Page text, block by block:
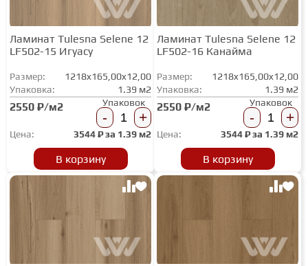
Ламинат Tulesna Selene 12
LF502-15 Игуасу
Размер:
1218x165,00x12,00
Упаковка:
1.39 м2
2550 ₽/м2 Упаковок
- +
Цена: 3544₽ за 1.39 м2
В корзину
Ламинат Tulesna Selene 12
LF502-16 Канайма
Размер:
1218x165,00x12,00
Упаковка:
1.39 м2
2550 ₽/м2 Упаковок
- +
Цена: 3544₽ за 1.39 м2
В корзину